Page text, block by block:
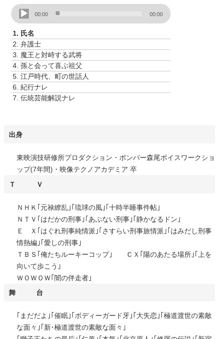
音
声
プ
レ
ー
ヤ
ー
00:00 00:00
1. 氏名
2. 弁護士
3. 魔王と対峙する武将
4. 孫と会って喜ぶ祖父
5. 江戸時代、町の世話人
6. 紀行ナレ
7. 伝統芸能解説ナレ
出身
東映演技研修所プロダクション・ボンバー森尾ボイスワークショ
ップ(7年間)・映像テクノアカデミア 卒
Ｔ Ｖ
ＮＨＫ｢元禄繚乱｣｢琉球の風｣｢十時半睡事件帖｣
ＮＴＶ｢はだかの刑事｣｢あぶない刑事｣｢静かなるドン｣
Ｅ Ｘ｢はぐれ刑事純情派｣｢さすらい刑事旅情派｣｢はみだし刑事
情熱編｣｢愛しの刑事｣
ＴＢＳ｢俺たちルーキーコップ｣ ＣＸ｢陽のあたる場所｣｢上を
向いて歩こう｣
ＷＯＷＯＷ｢闇の伴走者｣
舞 台
｢まだだよ｣｢催眠｣｢ボディーガード牙｣｢大失恋｣｢極道渡世の素敵
な面々｣｢新･極道渡世の素敵な面々｣